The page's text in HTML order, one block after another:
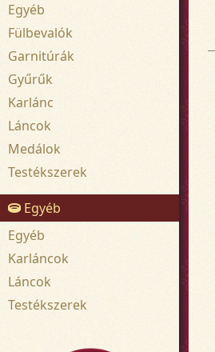
Egyéb
Fülbevalók
Garnitúrák
Gyűrűk
Karlánc
Láncok
Medálok
Testékszerek
Egyéb
Egyéb
Karláncok
Láncok
Testékszerek